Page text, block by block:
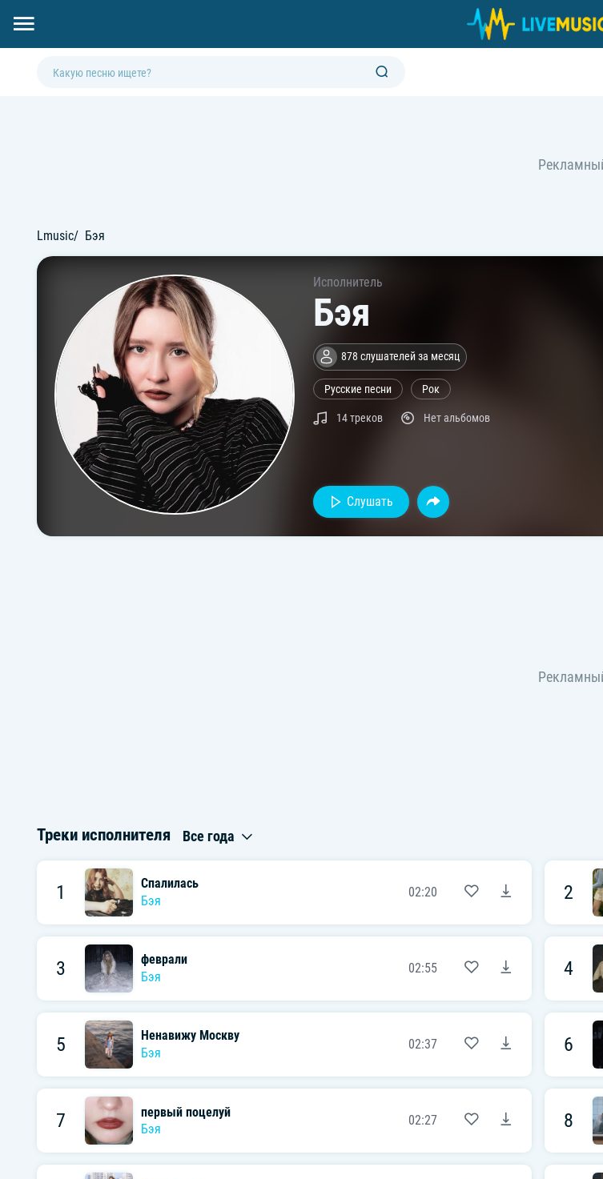
Lmusic Бэя
Исполнитель
Бэя
878 слушателей за месяц
Русские песни Рок
14 треков Нет альбомов
Слушать
Треки исполнителя Все года
1
Спалилась
Бэя
02:20 2
3
феврали
Бэя
02:55 4
5
Ненавижу Москву
Бэя
02:37 6
7
первый поцелуй
Бэя
02:27 8